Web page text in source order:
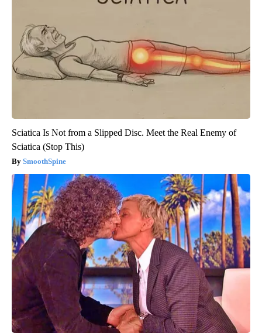
Sciatica Is Not from a Slipped Disc. Meet the Real Enemy of
Sciatica (Stop This)
SmoothSpine